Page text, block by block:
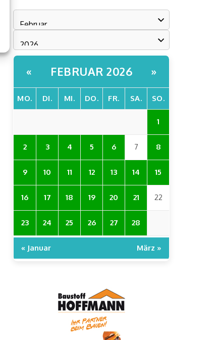
« FEBRUAR 2026 »
MO. DI. MI. DO. FR. SA. SO.
1
2 3 4 5 6 7 8
9 10 11 12 13 14 15
16 17 18 19 20 21 22
23 24 25 26 27 28
« Januar März »